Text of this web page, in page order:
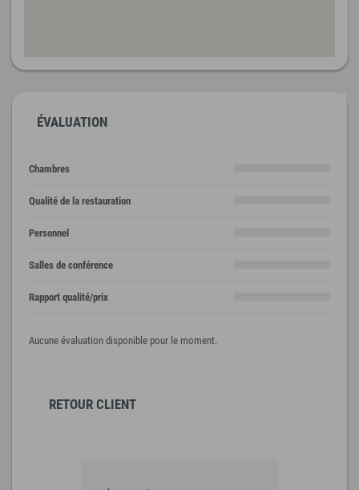
ÉVALUATION
Chambres
Qualité de la restauration
Personnel
Salles de conférence
Rapport qualité/prix
Aucune évaluation disponible pour le moment.
RETOUR CLIENT